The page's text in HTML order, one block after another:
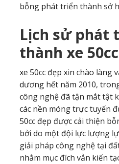
bỗng phát triển thành sở
Lịch sử phát
thành xe
xe 50cc đẹp xin chào làng
dương hết năm 2010,
công nghệ đã tận mắt tật
các nền móng trực tuyến
50cc đẹp được cải thiện
bởi do một đội lực lượng
giải pháp công nghệ tại
nhằm mục đích vẫn kiến